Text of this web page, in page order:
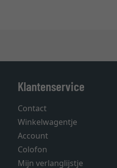
Klantenservice
Contact
Winkelwagentje
Account
Colofon
Mijn verlanglijstje